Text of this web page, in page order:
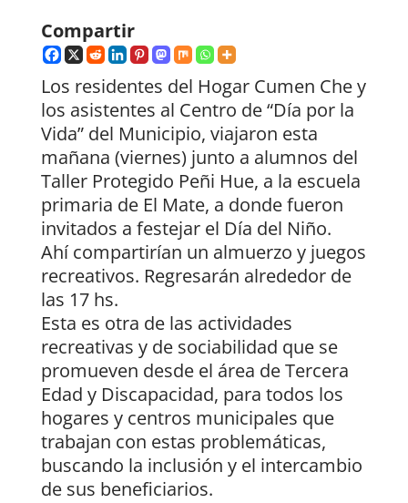
Compartir
Los residentes del Hogar Cumen Che y
los asistentes al Centro de “Día por la
Vida” del Municipio, viajaron esta
mañana (viernes) junto a alumnos del
Taller Protegido Peñi Hue, a la escuela
primaria de El Mate, a donde fueron
invitados a festejar el Día del Niño.
Ahí compartirían un almuerzo y juegos
recreativos. Regresarán alrededor de
las 17 hs.
Esta es otra de las actividades
recreativas y de sociabilidad que se
promueven desde el área de Tercera
Edad y Discapacidad, para todos los
hogares y centros municipales que
trabajan con estas problemáticas,
buscando la inclusión y el intercambio
de sus beneficiarios.